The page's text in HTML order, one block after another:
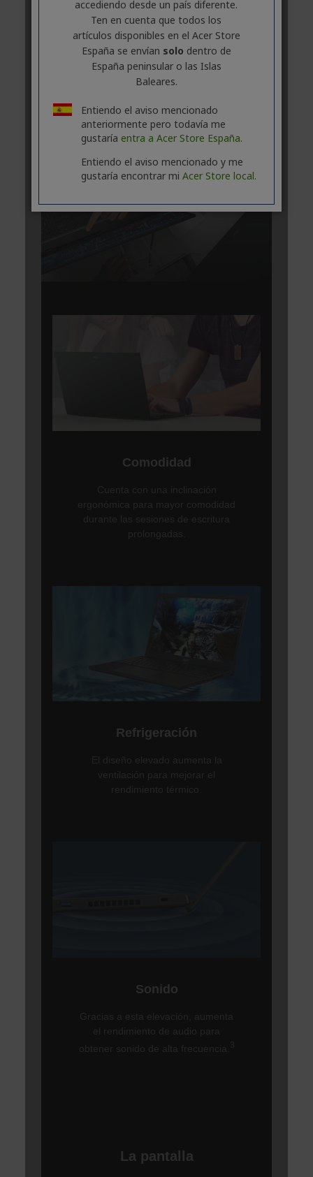
accediendo desde un país diferente.
Ten en cuenta que todos los
artículos disponibles en el Acer Store
España se envían solo dentro de
España peninsular o las Islas
Baleares.
Entiendo el aviso mencionado
anteriormente pero todavía me
gustaría entra a Acer Store España.
Entiendo el aviso mencionado y me
gustaría encontrar mi Acer Store local.